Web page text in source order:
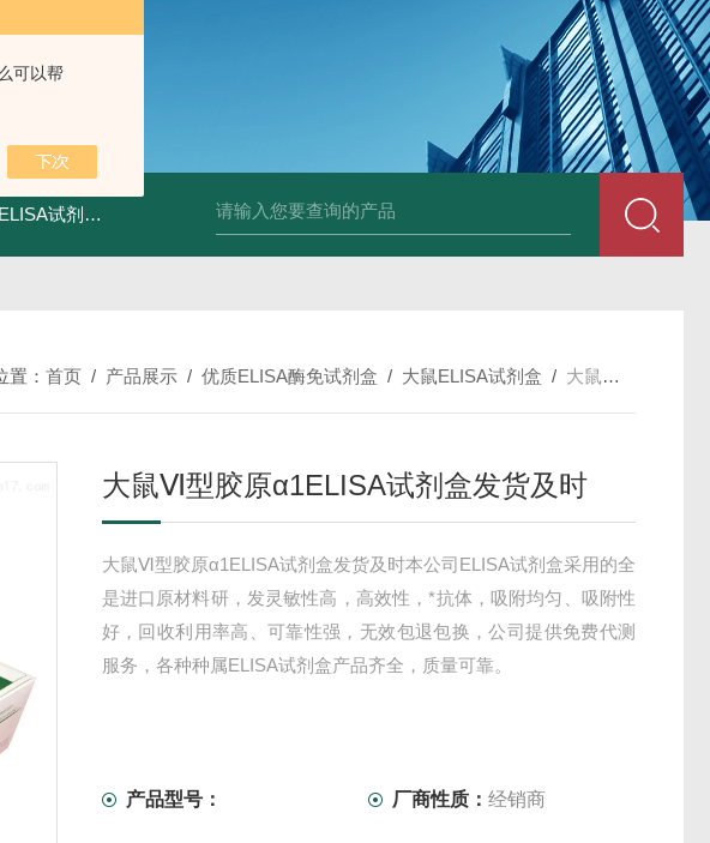
可以帮
盒发货及时 斑马鱼白介素12BELISA试剂盒发货及时 兔载脂蛋白B（apo-B）
置：首页 / 产品展示 /优质ELISA酶免试剂盒 / 大鼠ELISA试剂盒 / 大鼠Ⅵ型胶原α1ELISA试剂盒发货及时
大鼠Ⅵ型胶原α1ELISA试剂盒发货及时
大鼠Ⅵ型胶原α1ELISA试剂盒发货及时本公司ELISA试剂盒采用的全
是进口原材料研，发灵敏性高，高效性，*抗体，吸附均匀、吸附性
好，回收利用率高、可靠性强，无效包退包换，公司提供免费代测
服务，各种种属ELISA试剂盒产品齐全，质量可靠。
产品型号： 厂商性质：经销商